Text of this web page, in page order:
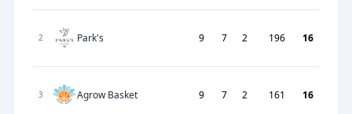
2 Park's 9 7 2 196 16
3 Agrow Basket 9 7 2 161 16